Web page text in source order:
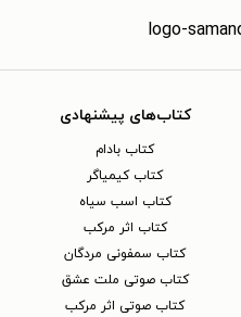
کتاب‌های پیشنهادی
کتاب بادام
کتاب کیمیاگر
کتاب اسب سیاه
کتاب اثر مرکب
کتاب سمفونی مردگان
کتاب صوتی ملت عشق
کتاب صوتی اثر مرکب